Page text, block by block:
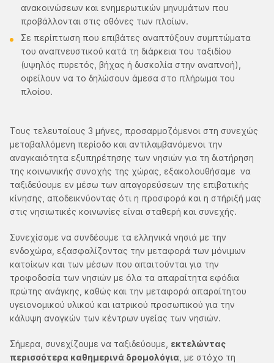
ανακοινώσεων και ενημερωτικών μηνυμάτων που
προβάλλονται στις οθόνες των πλοίων.
Σε περίπτωση που επιβάτες αναπτύξουν συμπτώματα
του αναπνευστικού κατά τη διάρκεια του ταξιδίου
(υψηλός πυρετός, βήχας ή δυσκολία στην αναπνοή),
οφείλουν να το δηλώσουν άμεσα στο πλήρωμα του
πλοίου.
Τους τελευταίους 3 μήνες, προσαρμοζόμενοι στη συνεχώς
μεταβαλλόμενη περίοδο και αντιλαμβανόμενοι την
αναγκαιότητα εξυπηρέτησης των νησιών για τη διατήρηση
της κοινωνικής συνοχής της χώρας, εξακολουθήσαμε να
ταξιδεύουμε εν μέσω των απαγορεύσεων της επιβατικής
κίνησης, αποδεικνύοντας ότι η προσφορά και η στήριξή μας
στις νησιωτικές κοινωνίες είναι σταθερή και συνεχής.
Συνεχίσαμε να συνδέουμε τα ελληνικά νησιά με την
ενδοχώρα, εξασφαλίζοντας την μεταφορά των μόνιμων
κατοίκων και των μέσων που απαιτούνται για την
τροφοδοσία των νησιών με όλα τα απαραίτητα εφόδια
πρώτης ανάγκης, καθώς και την μεταφορά απαραίτητου
υγειονομικού υλικού και ιατρικού προσωπικού για την
κάλυψη αναγκών των κέντρων υγείας των νησιών.
Σήμερα, συνεχίζουμε να ταξιδεύουμε, εκτελώντας
περισσότερα καθημερινά δρομολόγια , με στόχο τη